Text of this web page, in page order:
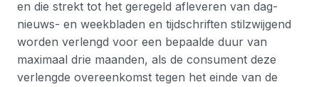
en die strekt tot het geregeld afleveren van dag-
nieuws- en weekbladen en tijdschriften stilzwijgend
worden verlengd voor een bepaalde duur van
maximaal drie maanden, als de consument deze
verlengde overeenkomst tegen het einde van de